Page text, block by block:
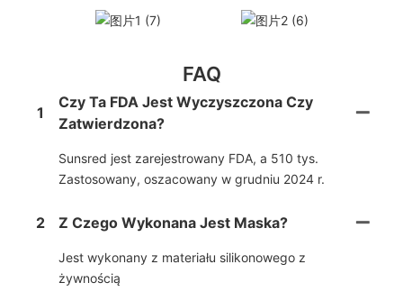
FAQ
1
Czy Ta FDA Jest Wyczyszczona Czy
Zatwierdzona?
Sunsred jest zarejestrowany FDA, a 510 tys.
Zastosowany, oszacowany w grudniu 2024 r.
2 Z Czego Wykonana Jest Maska?
Jest wykonany z materiału silikonowego z
żywnością